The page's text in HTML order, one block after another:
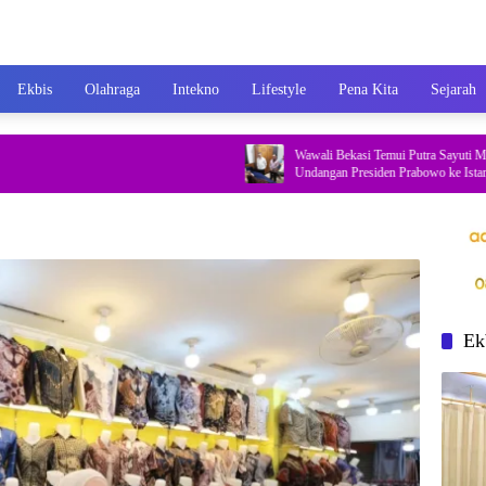
Ekbis Olahraga Intekno Lifestyle Pena Kita Sejarah
Wawali Bekasi Temui Putra Sayuti Melik,
Undangan Presiden Prabowo ke Istana Negara